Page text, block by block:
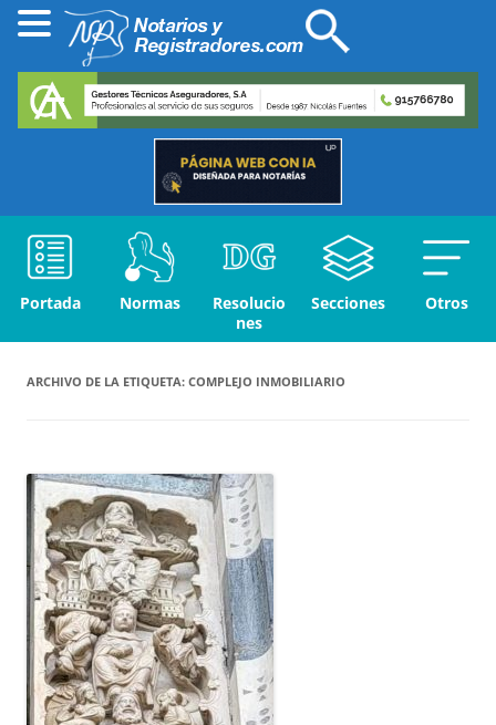
Portada Normas
Resolucio
nes
Secciones Otros
ARCHIVO DE LA ETIQUETA: COMPLEJO INMOBILIARIO